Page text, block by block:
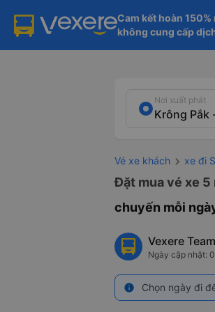
Cam kết hoàn 150%
không cung cấp
Nơi xuất phát
Vé xe khách xe đi
Đặt mua vé xe 5
chuyến mỗi
Vexere Team
Ngày cập nhật:
info Chọn ngày đi